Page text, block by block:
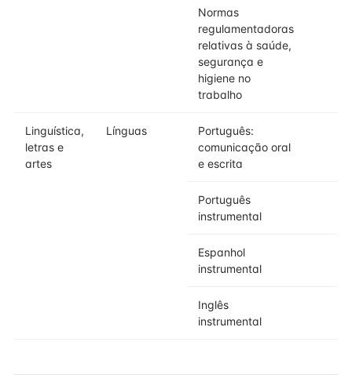
Normas
regulamentadoras
relativas à saúde,
segurança e
higiene no
trabalho
Linguística,
letras e
artes
Línguas
Português:
comunicação oral
e escrita
Português
instrumental
Espanhol
instrumental
Inglês
instrumental